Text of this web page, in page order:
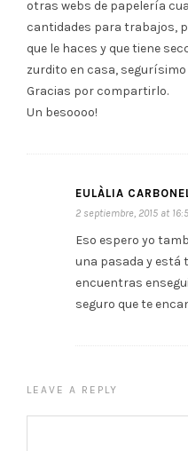
otras webs de papelería
cantidades para trabajos,
que le haces y que tiene
zurdito en casa,
Gracias por compartirlo.
Un besoooo!
EULÀLIA
2 septiembre, 2015 at
Eso espero yo
una pasada y está
encuentras
seguro que te
LEAVE A REPLY